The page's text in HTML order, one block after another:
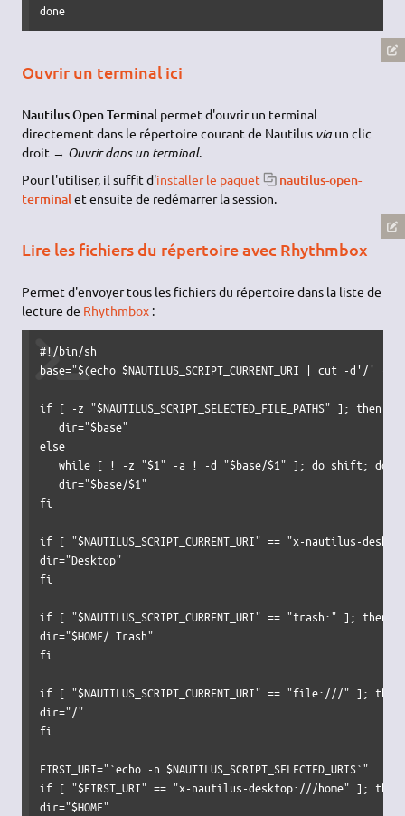
done
Ouvrir un terminal ici
Nautilus Open Terminal permet d'ouvrir un terminal
directement dans le répertoire courant de Nautilus via un clic
droit → Ouvrir dans un terminal.
Pour l'utiliser, il suffit d'installer le paquet
nautilus-open-
terminalet ensuite de redémarrer la session.
Lire les fichiers du répertoire avec Rhythmbox
Permet d'envoyer tous les fichiers du répertoire dans la liste de
lecture de Rhythmbox :
#!/bin/sh
base="$(echo $NAUTILUS_SCRIPT_CURRENT_URI | cut -
if [ -z "$NAUTILUS_SCRIPT_SELECTED_FILE_PATHS" ] ; then
dir="$base"
else
while [ ! -z "$1" -a ! -d "$base/$1" ] ; do shift; done
dir="$base/$1"
fi
if [ "$NAUTILUS_SCRIPT_CURRENT_URI" == "x-nautilus-
dir="Desktop"
fi
if [ "$NAUTILUS_SCRIPT_CURRENT_URI" == "trash:" ] ; then
dir="$HOME/.Trash"
fi
if [ "$NAUTILUS_SCRIPT_CURRENT_URI" == "file:///" ] ; then
dir="/"
fi
FIRST_URI="`echo -n $NAUTILUS_SCRIPT_SELECTED_URIS`"
if [ "$FIRST_URI" == "x-nautilus-desktop:///home" ] ; then
dir="$HOME"